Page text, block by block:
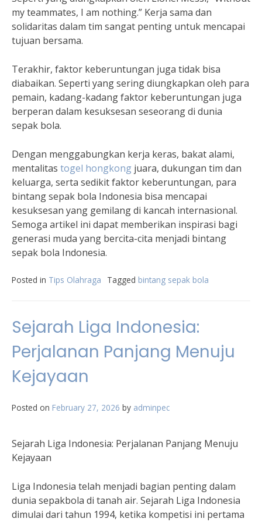
my teammates, I am nothing.” Kerja sama dan
solidaritas dalam tim sangat penting untuk mencapai
tujuan bersama.
Terakhir, faktor keberuntungan juga tidak bisa
diabaikan. Seperti yang sering diungkapkan oleh para
pemain, kadang-kadang faktor keberuntungan juga
berperan dalam kesuksesan seseorang di dunia
sepak bola.
Dengan menggabungkan kerja keras, bakat alami,
mentalitas togel hongkong juara, dukungan tim dan
keluarga, serta sedikit faktor keberuntungan, para
bintang sepak bola Indonesia bisa mencapai
kesuksesan yang gemilang di kancah internasional.
Semoga artikel ini dapat memberikan inspirasi bagi
generasi muda yang bercita-cita menjadi bintang
sepak bola Indonesia.
Posted in Tips Olahraga Tagged bintang sepak bola
Sejarah Liga Indonesia:
Perjalanan Panjang Menuju
Kejayaan
Posted on February 27, 2026 by adminpec
Sejarah Liga Indonesia: Perjalanan Panjang Menuju
Kejayaan
Liga Indonesia telah menjadi bagian penting dalam
dunia sepakbola di tanah air. Sejarah Liga Indonesia
dimulai dari tahun 1994, ketika kompetisi ini pertama